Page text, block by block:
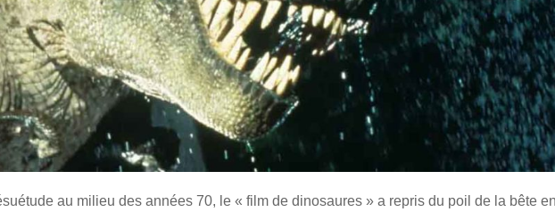
au milieu des années 70, le « film de dinosaures » a repris du poil de la bête